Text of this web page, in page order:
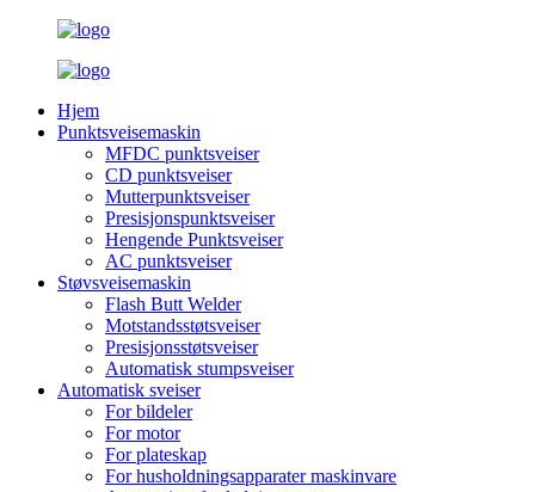
Hjem
Punktsveisemaskin
MFDC punktsveiser
CD punktsveiser
Mutterpunktsveiser
Presisjonspunktsveiser
Hengende Punktsveiser
AC punktsveiser
Støvsveisemaskin
Flash Butt Welder
Motstandsstøtsveiser
Presisjonsstøtsveiser
Automatisk stumpsveiser
Automatisk sveiser
For bildeler
For motor
For plateskap
For husholdningsapparater maskinvare